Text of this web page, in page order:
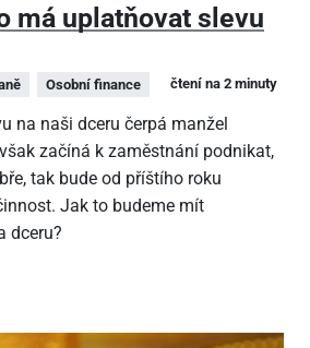
má uplatňovat slevu
Osobní finance čtení na 2 minuty
na naši dceru čerpá manžel
začíná k zaměstnání podnikat,
tak bude od příštího roku
Jak to budeme mít
dceru?